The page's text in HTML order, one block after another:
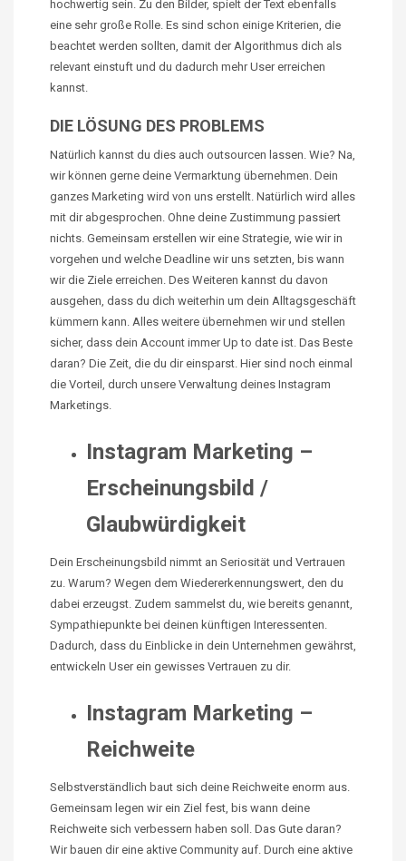
hochwertig sein. Zu den Bilder, spielt der Text ebenfalls
eine sehr große Rolle. Es sind schon einige Kriterien, die
beachtet werden sollten, damit der Algorithmus dich als
relevant einstuft und du dadurch mehr User erreichen
kannst.
DIE LÖSUNG DES PROBLEMS
Natürlich kannst du dies auch outsourcen lassen. Wie? Na,
wir können gerne deine Vermarktung übernehmen. Dein
ganzes Marketing wird von uns erstellt. Natürlich wird alles
mit dir abgesprochen. Ohne deine Zustimmung passiert
nichts. Gemeinsam erstellen wir eine Strategie, wie wir in
vorgehen und welche Deadline wir uns setzten, bis wann
wir die Ziele erreichen. Des Weiteren kannst du davon
ausgehen, dass du dich weiterhin um dein Alltagsgeschäft
kümmern kann. Alles weitere übernehmen wir und stellen
sicher, dass dein Account immer Up to date ist. Das Beste
daran? Die Zeit, die du dir einsparst. Hier sind noch einmal
die Vorteil, durch unsere Verwaltung deines Instagram
Marketings.
Instagram Marketing –
Erscheinungsbild /
Glaubwürdigkeit
Dein Erscheinungsbild nimmt an Seriosität und Vertrauen
zu. Warum? Wegen dem Wiedererkennungswert, den du
dabei erzeugst. Zudem sammelst du, wie bereits genannt,
Sympathiepunkte bei deinen künftigen Interessenten.
Dadurch, dass du Einblicke in dein Unternehmen gewährst,
entwickeln User ein gewisses Vertrauen zu dir.
Instagram Marketing –
Reichweite
Selbstverständlich baut sich deine Reichweite enorm aus.
Gemeinsam legen wir ein Ziel fest, bis wann deine
Reichweite sich verbessern haben soll. Das Gute daran?
Wir bauen dir eine aktive Community auf. Durch eine aktive